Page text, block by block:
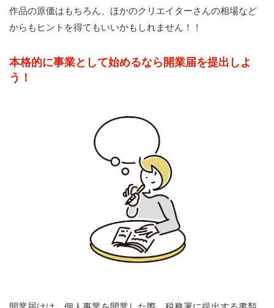
作品の原価はもちろん、ほかのクリエイターさんの相場など
からもヒントを得てもいいかもしれません！！
本格的に事業として始めるなら開業届を提出しよ
う！